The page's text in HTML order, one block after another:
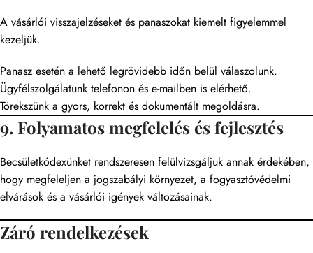
A vásárlói visszajelzéseket és panaszokat kiemelt figyelemmel
kezeljük.
Panasz esetén a lehető legrövidebb időn belül válaszolunk.
Ügyfélszolgálatunk telefonon és e-mailben is elérhető.
Törekszünk a gyors, korrekt és dokumentált megoldásra.
9. Folyamatos megfelelés és fejlesztés
Becsületkódexünket rendszeresen felülvizsgáljuk annak érdekében,
hogy megfeleljen a jogszabályi környezet, a fogyasztóvédelmi
elvárások és a vásárlói igények változásainak.
Záró rendelkezések